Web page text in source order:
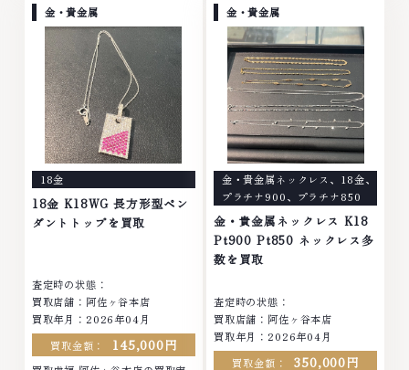
ラチナ ダイヤモンド ブランド品
ブランド衣類 お酒買取りのこと
なら、お任せくださいなかでも
金・プラチナ等のアクセサリー・
貴金属・宝石・ダイヤモンド・ジ
ュエリーや ブランド品・時計等
は特に自信を持って、高額査定を
実現しております。 古くて使わ
なくなってしまったアクセサリ
ー、動かなくなってしまった腕時
計、多くのお品物の高価買取りを
実現しており、他店ではお値段の
付かなかったお品物でも、一点一
～19:00定休日: 年中無休
イヤモンド ブランド品 ブランド
衣類 お酒買取りのことなら、お
任せくださいなかでも金・プラチ
ナ等のアクセサリー・貴金属・宝
石・ダイヤモンド・ジュエリーや
ブランド品・時計等は特に自信を
持って、高額査定を実現しており
ます。 古くて使わなくなってし
まったアクセサリー、動かなくな
ってしまった腕時計、多くのお品
物の高価買取りを実現しており、
他店ではお値段の付かなかったお
品物でも、一点一点丁寧に無料で
査定します。お気軽にご連絡くだ
さい。TEL: 0120-959-764営
業時間: 10:00～19:00定休日: 年
金・貴金属
18金
18金 K18WG 長方形型ペン
ダントトップを買取
査定時の状態：
買取店舗：阿佐ヶ谷本店
買取年月：2026年04月
買取金額：
145,000円
金・貴金属
金・貴金属ネックレス 、 18金、
プラチナ900、 プラチナ850
金・貴金属ネックレス K18
Pt900 Pt850 ネックレス多
数を買取
査定時の状態：
買取店舗：阿佐ヶ谷本店
買取年月：2026年04月
買取金額：
350,000円